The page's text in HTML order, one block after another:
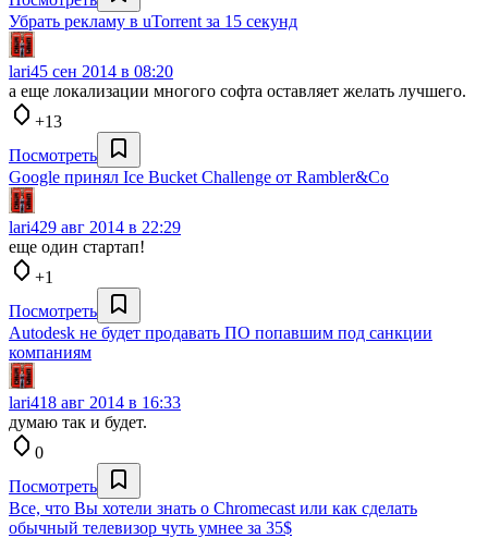
Убрать рекламу в uTorrent за 15 секунд
lari45 сен 2014 в 08:20
а еще локализации многого софта оставляет желать лучшего.
+13
Посмотреть
Google принял Ice Bucket Challenge от Rambler&Co
lari429 авг 2014 в 22:29
еще один стартап!
+1
Посмотреть
Autodesk не будет продавать ПО попавшим под санкции
компаниям
lari418 авг 2014 в 16:33
думаю так и будет.
0
Посмотреть
Все, что Вы хотели знать о Chromecast или как сделать
обычный телевизор чуть умнее за 35$